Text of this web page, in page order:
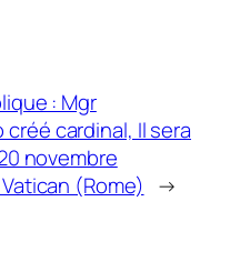
: Mgr
cardinal, Il sera
novembre
(Rome) →